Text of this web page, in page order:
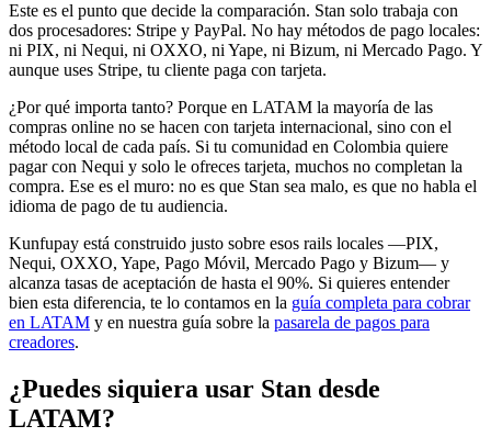
Este es el punto que decide la comparación. Stan solo trabaja con
dos procesadores: Stripe y PayPal. No hay métodos de pago locales:
ni PIX, ni Nequi, ni OXXO, ni Yape, ni Bizum, ni Mercado Pago. Y
aunque uses Stripe, tu cliente paga con tarjeta.
¿Por qué importa tanto? Porque en LATAM la mayoría de las
compras online no se hacen con tarjeta internacional, sino con el
método local de cada país. Si tu comunidad en Colombia quiere
pagar con Nequi y solo le ofreces tarjeta, muchos no completan la
compra. Ese es el muro: no es que Stan sea malo, es que no habla el
idioma de pago de tu audiencia.
Kunfupay está construido justo sobre esos rails locales —PIX,
Nequi, OXXO, Yape, Pago Móvil, Mercado Pago y Bizum— y
alcanza tasas de aceptación de hasta el 90%. Si quieres entender
bien esta diferencia, te lo contamos en la guía completa para cobrar
en LATAM y en nuestra guía sobre la pasarela de pagos para
creadores.
¿Puedes siquiera usar Stan desde
LATAM?